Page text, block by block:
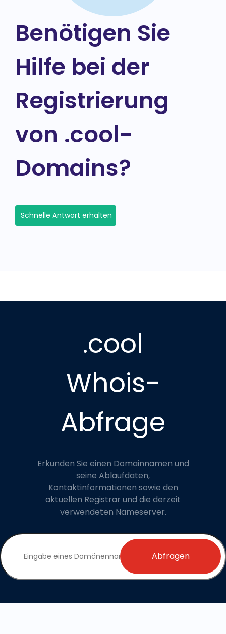
Benötigen Sie
Hilfe bei der
Registrierung
von .cool-
Domains?
Schnelle Antwort erhalten
.cool
Whois-
Abfrage
Erkunden Sie einen Domainnamen und
seine Ablaufdaten,
Kontaktinformationen sowie den
aktuellen Registrar und die derzeit
verwendeten Nameserver.
Abfragen